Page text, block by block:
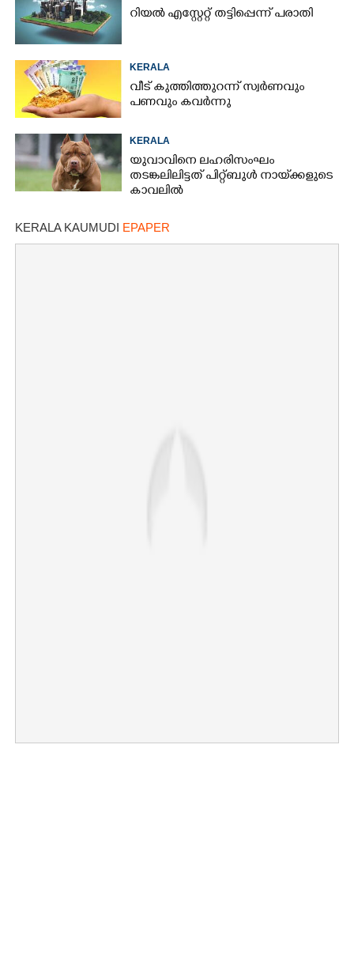
റിയൽ എസ്റ്റേറ്റ് തട്ടിപ്പെന്ന് പരാതി
KERALA
വീട് കുത്തിത്തുറന്ന് സ്വർണവും
പണവും കവർന്നു
KERALA
യുവാവിനെ ലഹരിസംഘം
തടങ്കലിലിട്ടത് പിറ്റ്ബുൾ നായ്‌ക്കളുടെ
കാവലിൽ
KERALA KAUMUDI EPAPER